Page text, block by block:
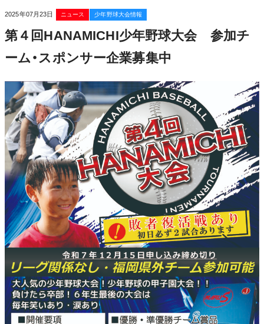
2025年07月23日 ニュース 少年野球大会情報
第４回HANAMICHI少年野球大会 参加チ
ーム・スポンサー企業募集中